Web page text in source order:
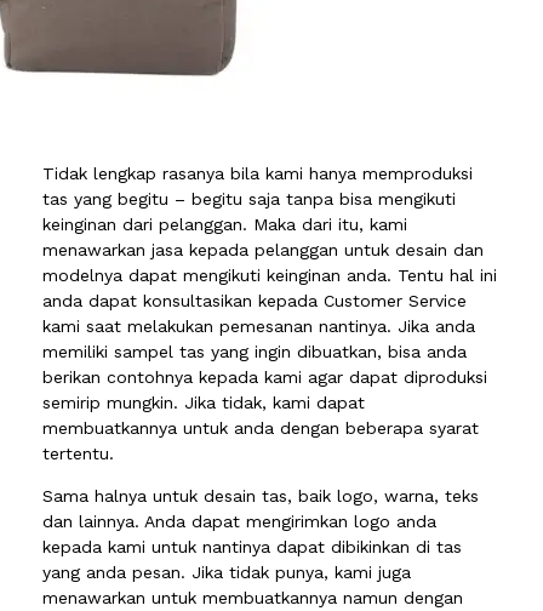
Tidak lengkap rasanya bila kami hanya memproduksi
tas yang begitu – begitu saja tanpa bisa mengikuti
keinginan dari pelanggan. Maka dari itu, kami
menawarkan jasa kepada pelanggan untuk desain dan
modelnya dapat mengikuti keinginan anda. Tentu hal ini
anda dapat konsultasikan kepada Customer Service
kami saat melakukan pemesanan nantinya. Jika anda
memiliki sampel tas yang ingin dibuatkan, bisa anda
berikan contohnya kepada kami agar dapat diproduksi
semirip mungkin. Jika tidak, kami dapat
membuatkannya untuk anda dengan beberapa syarat
tertentu.
Sama halnya untuk desain tas, baik logo, warna, teks
dan lainnya. Anda dapat mengirimkan logo anda
kepada kami untuk nantinya dapat dibikinkan di tas
yang anda pesan. Jika tidak punya, kami juga
menawarkan untuk membuatkannya namun dengan